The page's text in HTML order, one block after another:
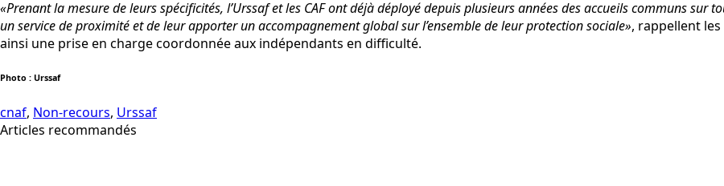
«Prenant la mesure de leurs spécificités, l’Urssaf et les CAF ont déjà déployé depuis plusieurs années des accueils communs
un service de proximité et de leur apporter un accompagnement global sur l’ensemble de leur protection sociale», rappellent les
ainsi une prise en charge coordonnée aux indépendants en difficulté.
Photo : Urssaf
cnaf, Non-recours, Urssaf
Articles recommandés